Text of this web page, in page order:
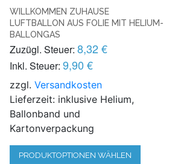
WILLKOMMEN ZUHAUSE
LUFTBALLON AUS FOLIE MIT HELIUM-
BALLONGAS
Zuzügl. Steuer: 8,32 €
Inkl. Steuer: 9,90 €
zzgl.Versandkosten
Lieferzeit: inklusive Helium,
Ballonband und
Kartonverpackung
PRODUKTOPTIONEN WÄHLEN